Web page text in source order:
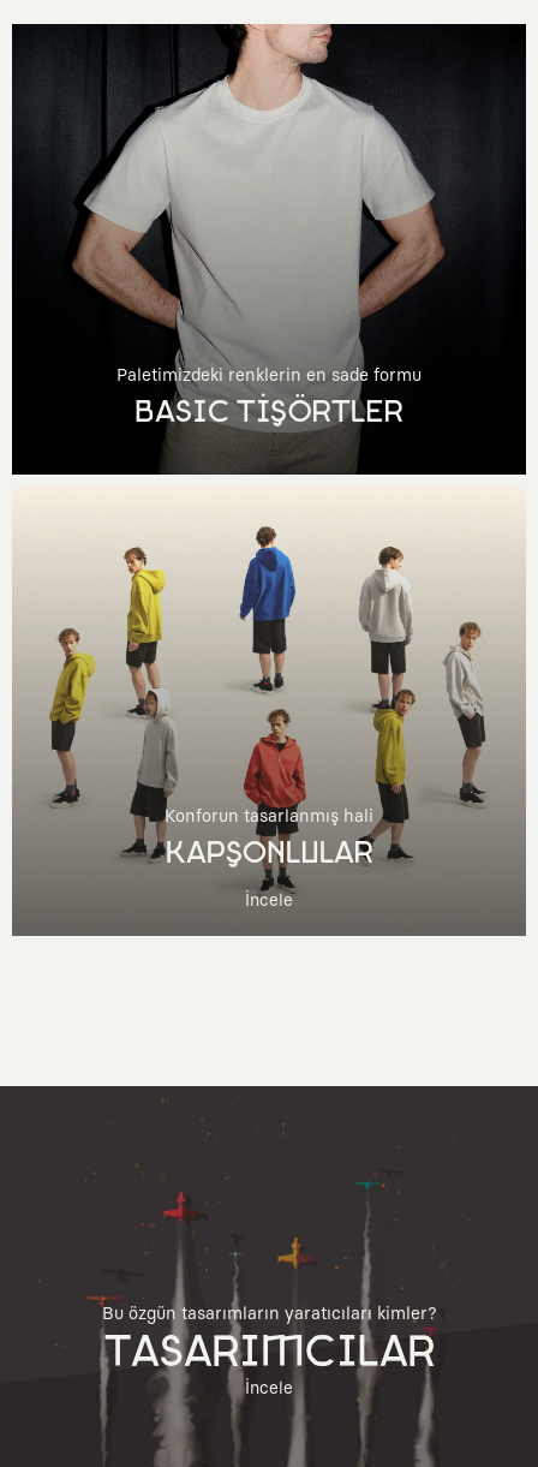
Paletimizdeki renklerin en sade formu
BASIC TİŞÖRTLER
Konforun tasarlanmış hali
KAPŞONLULAR
İncele
Bu özgün tasarımların yaratıcıları kimler?
TASARIMCILAR
İncele